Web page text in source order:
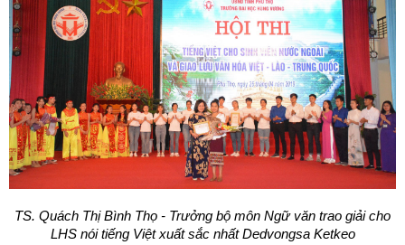
TS. Quách Thị Bình Thọ - Trưởng bộ môn Ngữ văn trao giải cho
LHS nói tiếng Việt xuất sắc nhất Dedvongsa Ketkeo